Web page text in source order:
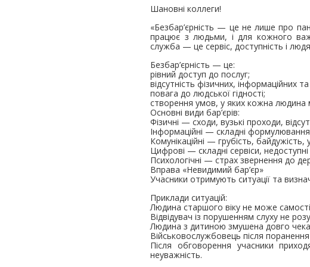
Шановні коллеги!
«Безбар’єрність — це не лише про
працює з людьми, і для кожного
служба — це сервіс, доступність і
Безбар’єрність — це:
рівний доступ до послуг;
відсутність фізичних, інформаційних
повага до людської гідності;
створення умов, у яких кожна
Основні види бар’єрів:
Фізичні — сходи, вузькі проходи,
Інформаційні — складні
Комунікаційні — грубість,
Цифрові — складні сервіси,
Психологічні — страх звернення до
Вправа «Невидимий бар’єр»
Учасники отримують ситуації та
Приклади ситуацій:
Людина старшого віку не може
Відвідувач із порушенням слуху не
Людина з дитиною змушена довго
Військовослужбовець після
Після обговорення учасники
неуважність.